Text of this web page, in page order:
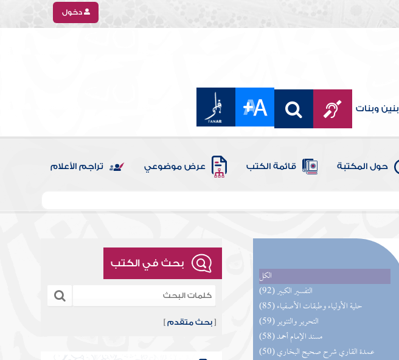
دخول
بنين وبنات
حول المكتبة قائمة الكتب عرض موضوعي تراجم الأعلام
الكل
(92) التفسير الكبير
(85) حلية الأولياء وطبقات الأصفياء
(59) التحرير والتنوير
(58) مسند الإمام أحمد
(50) عمدة القاري شرح صحيح البخاري
بحث في الكتب
[بحث متقدم ]